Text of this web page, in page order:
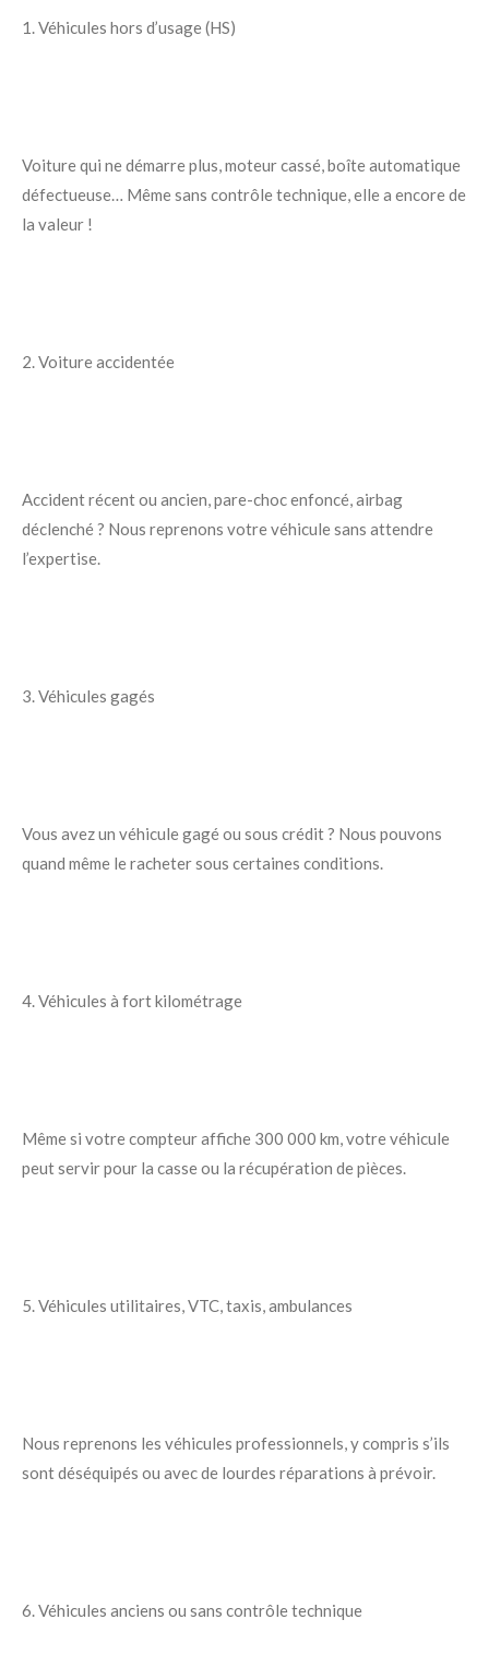
1. Véhicules hors d’usage (HS)
Voiture qui ne démarre plus, moteur cassé, boîte automatique
défectueuse… Même sans contrôle technique, elle a encore de
la valeur !
2. Voiture accidentée
Accident récent ou ancien, pare-choc enfoncé, airbag
déclenché ? Nous reprenons votre véhicule sans attendre
l’expertise.
3. Véhicules gagés
Vous avez un véhicule gagé ou sous crédit ? Nous pouvons
quand même le racheter sous certaines conditions.
4. Véhicules à fort kilométrage
Même si votre compteur affiche 300 000 km, votre véhicule
peut servir pour la casse ou la récupération de pièces.
5. Véhicules utilitaires, VTC, taxis, ambulances
Nous reprenons les véhicules professionnels, y compris s’ils
sont déséquipés ou avec de lourdes réparations à prévoir.
6. Véhicules anciens ou sans contrôle technique